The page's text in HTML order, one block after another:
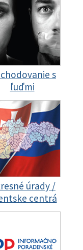
s
ľuďmi
úrady /
centrá